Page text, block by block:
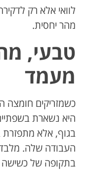
לוואי אלא רק
מהר יחסית.
טבעי,
מעמד
כשמזריקים חומצה
היא נשארת
בגוף, אלא מתפזרת
העבודה שלה.
בתקופה של כשישה